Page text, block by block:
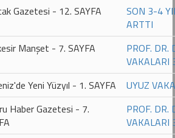
Gazetesi - 12. SAYFA
SON 3-4
ARTTI
Manşet - 7. SAYFA
PROF. DR.
Yeni Yüzyıl - 1. SAYFA
UYUZ
Haber Gazetesi - 7.
PROF. DR.